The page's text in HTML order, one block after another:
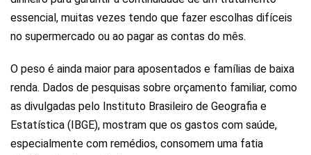
essencial, muitas vezes tendo que fazer escolhas difíceis
no supermercado ou ao pagar as contas do mês.
O peso é ainda maior para aposentados e famílias de baixa
renda. Dados de pesquisas sobre orçamento familiar, como
as divulgadas pelo Instituto Brasileiro de Geografia e
Estatística (IBGE), mostram que os gastos com saúde,
especialmente com remédios, consomem uma fatia